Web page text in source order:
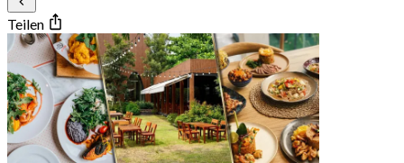
Teilen